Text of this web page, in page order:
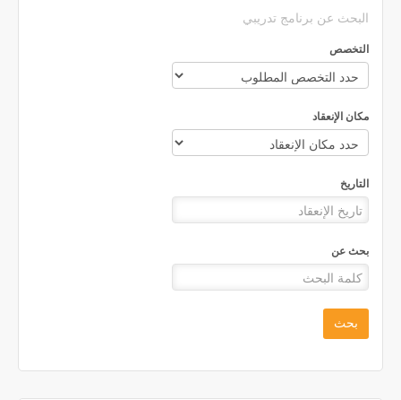
البحث عن برنامج تدريبي
التخصص
مكان الإنعقاد
التاريخ
بحث عن
بحث